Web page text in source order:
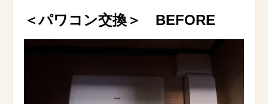
＜パワコン交換 ＞ BEFORE